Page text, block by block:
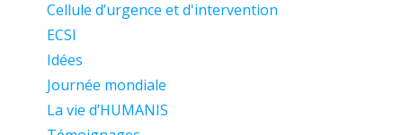
Cellule d’urgence et d'intervention
ECSI
Idées
Journée mondiale
La vie d’HUMANIS